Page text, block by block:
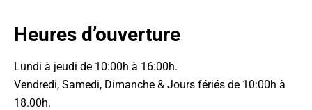
Heures d’ouverture
Lundi à jeudi de 10:00h à 16:00h.
Vendredi, Samedi, Dimanche & Jours fériés de 10:00h à
18.00h.